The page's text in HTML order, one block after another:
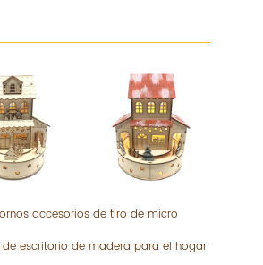
accesorios de tiro de micro
escritorio de madera para el hogar